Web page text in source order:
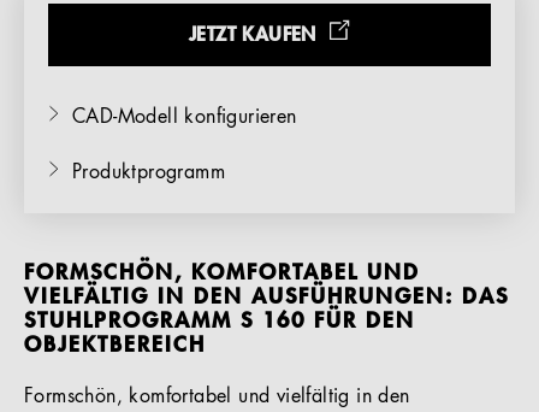
JETZT KAUFEN
CAD-Modell konfigurieren
Produktprogramm
FORMSCHÖN, KOMFORTABEL UND
VIELFÄLTIG IN DEN AUSFÜHRUNGEN: DAS
STUHLPROGRAMM S 160 FÜR DEN
OBJEKTBEREICH
Formschön, komfortabel und vielfältig in den